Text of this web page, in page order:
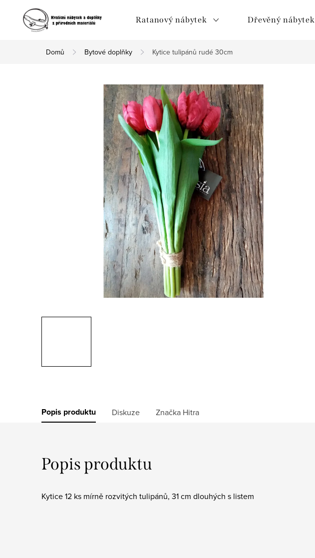
Ratanový nábytek Dřevěný nábytek
Domů Bytové doplňky Kytice tulipánů rudé 30cm
Popis produktu Diskuze Značka Hitra
Popis produktu
Kytice 12 ks mírně rozvitých tulipánů, 31 cm dlouhých s listem